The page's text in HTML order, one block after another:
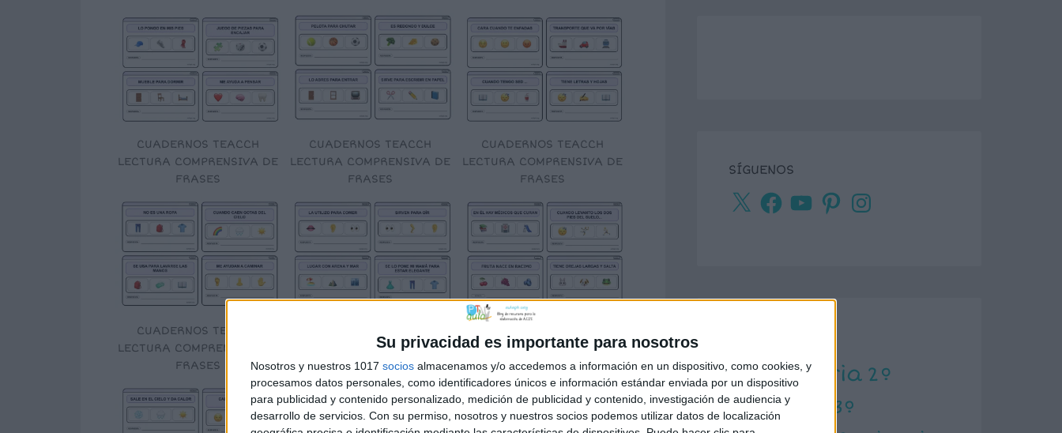
Su privacidad es importante para nosotros
Nosotros y nuestros 1017 socios almacenamos y/o accedemos a información en un dispositivo, como cookies, y
procesamos datos personales, como identificadores únicos e información estándar enviada por un dispositivo
para publicidad y contenido personalizado, medición de publicidad y contenido, investigación de audiencia y
desarrollo de servicios. Con su permiso, nosotros y nuestros socios podemos utilizar datos de localización
CUADERNOS TEACCH
LECTURA COMPRENSIVA DE
FRASES
CUADERNOS TEACCH
LECTURA COMPRENSIVA DE
FRASES
CUADERNOS TEACCH
LECTURA COMPRENSIVA DE
FRASES
CUADERNOS TEACCH
LECTURA COMPRENSIVA DE
FRASES
LECTURA COMPRENSIVA DE
FRASES
LECTURA COMPRENSIVA DE
FRASES
SÍGUENOS
X
Facebook
YouTubePinterestInstagram
1º primaria 2º
primaria
3º